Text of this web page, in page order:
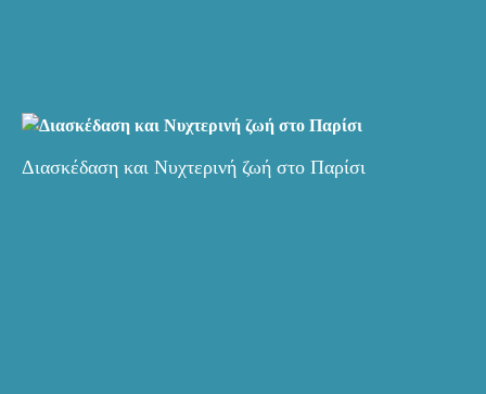
Διασκέδαση και Νυχτερινή ζωή στο Παρίσι